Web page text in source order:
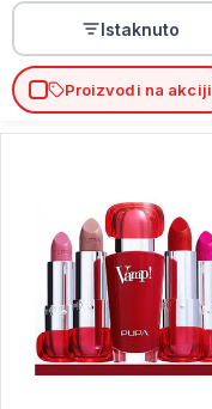
Istaknuto
Proizvodi na akciji